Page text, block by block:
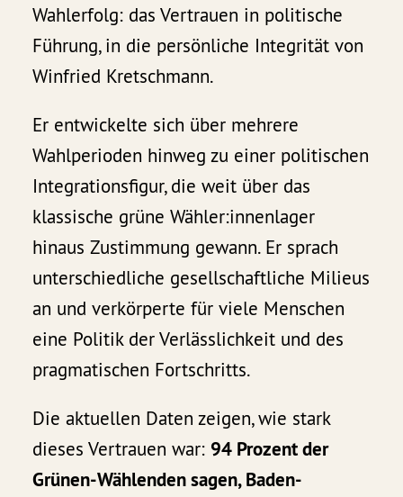
Wahlerfolg: das Vertrauen in politische
Führung, in die persönliche Integrität von
Winfried Kretschmann.
Er entwickelte sich über mehrere
Wahlperioden hinweg zu einer politischen
Integrationsfigur, die weit über das
klassische grüne Wähler:innenlager
hinaus Zustimmung gewann. Er sprach
unterschiedliche gesellschaftliche Milieus
an und verkörperte für viele Menschen
eine Politik der Verlässlichkeit und des
pragmatischen Fortschritts.
Die aktuellen Daten zeigen, wie stark
dieses Vertrauen war: 94 Prozent der
Grünen-Wählenden sagen, Baden-